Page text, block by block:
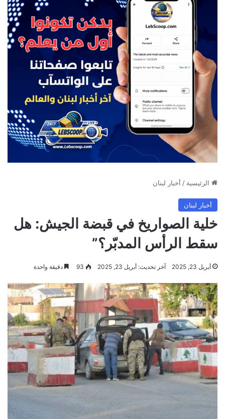
الرئيسية / أخبار لبنان
أخبار لبنان
خلية الصواريخ في قبضة الجيش: هل
سقط الرأس المدبّر؟”
أبريل 23, 2025 آخر تحديث: أبريل 23, 2025 93 دقيقة واحدة